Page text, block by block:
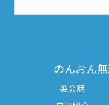
のんおん
英会話